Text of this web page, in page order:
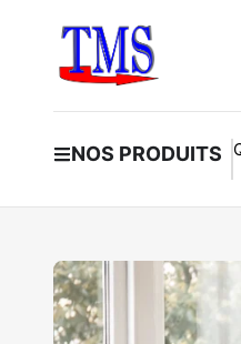
NOS PRODUITS